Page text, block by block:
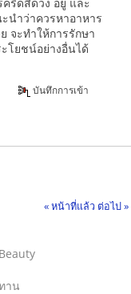
ริดสีดวง อยู่ และ
นำว่าควรหาอาหาร
จะทำให้การรักษา
ะโยชน์อย่างอื่นได้
บันทึกการเข้า
« หน้าที่แล้ว ต่อไป »
าน